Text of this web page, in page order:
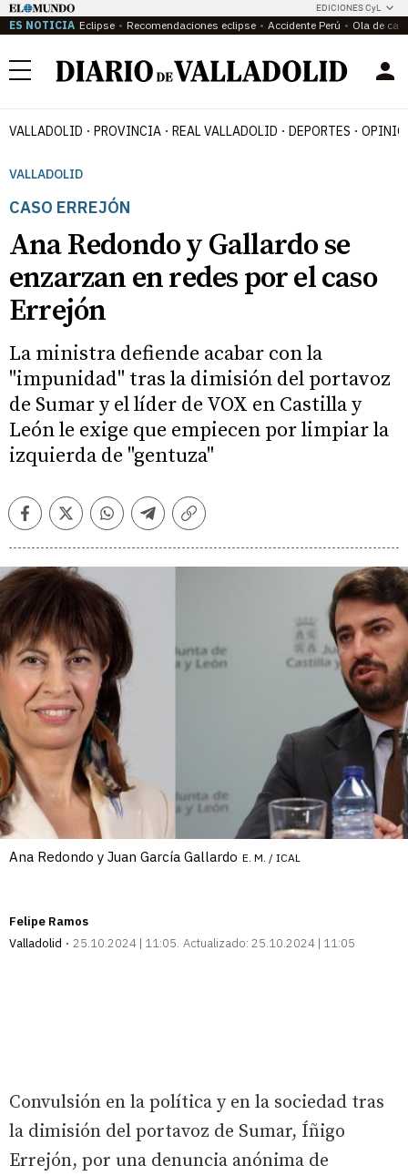
EDICIONES CyL
ES NOTICIA Eclipse Recomendaciones eclipse Accidente Perú Ola de
Menú
VALLADOLID PROVINCIA REAL VALLADOLID DEPORTES
VALLADOLID
CASO ERREJÓN
Ana Redondo y Gallardo se
enzarzan en redes por el caso
Errejón
La ministra defiende acabar con la
"impunidad" tras la dimisión del portavoz
de Sumar y el líder de VOX en Castilla y
León le exige que empiecen por limpiar la
izquierda de "gentuza"
FacebookTwitterWhatsappTelegramCopiar
Ana Redondo y Juan García Gallardo E. M. / ICAL
Felipe Ramos
Valladolid
25.10.2024 | 11:05 Actualizado: 25.10.2024 | 11:05
Convulsión en la política y en la sociedad tras
la dimisión del portavoz de Sumar, Íñigo
Errejón, por una denuncia anónima de